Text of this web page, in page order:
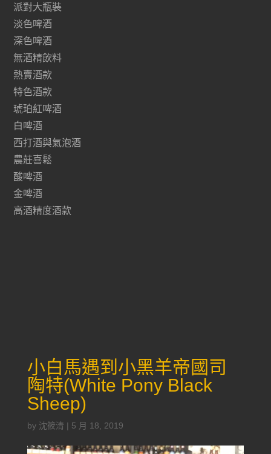
派對大瓶裝
淡色啤酒
深色啤酒
無酒精飲料
熱賣酒款
特色酒款
琥珀紅啤酒
白啤酒
西打酒與氣泡酒
農莊喜鬆
酸啤酒
金啤酒
高酒精度酒款
小白馬遇到小黑羊帝國司
陶特(White Pony Black
Sheep)
by 沈筱清 | 5 月 18, 2019